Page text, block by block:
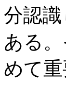
分認
ある
めて